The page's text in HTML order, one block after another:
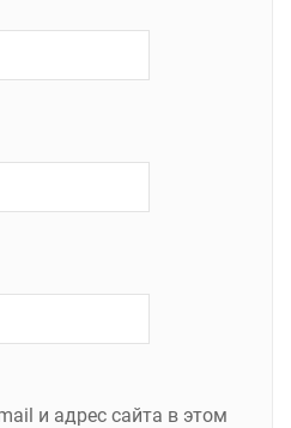
и адрес сайта в этом